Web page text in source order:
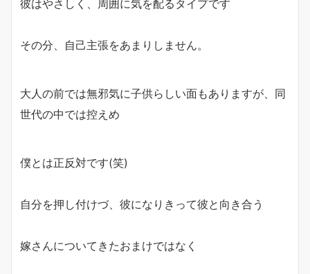
彼はやさしく、周囲に気を配るタイプです
その分、自己主張をあまりしません。
大人の前では無邪気に子供らしい面もありますが、同
世代の中では控えめ
僕とは正反対です(笑)
自分を押し付けづ、彼になりきって彼と向き合う
嫁さんについてきたおまけではなく